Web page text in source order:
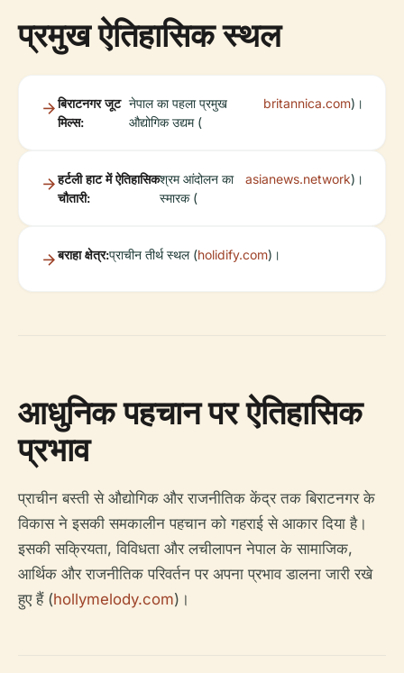
प्रमुख ऐतिहासिक स्थल
बिराटनगर जूट
मिल्स:
नेपाल का पहला प्रमुख
औद्योगिक उद्यम (
britannica.com)।
हर्टली हाट में ऐतिहासिक
चौतारी:
श्रम आंदोलन का
स्मारक (
asianews.network)।
बराहा क्षेत्र:प्राचीन तीर्थ स्थल (holidify.com)।
आधुनिक पहचान पर ऐतिहासिक
प्रभाव
प्राचीन बस्ती से औद्योगिक और राजनीतिक केंद्र तक बिराटनगर के
विकास ने इसकी समकालीन पहचान को गहराई से आकार दिया है।
इसकी सक्रियता, विविधता और लचीलापन नेपाल के सामाजिक,
आर्थिक और राजनीतिक परिवर्तन पर अपना प्रभाव डालना जारी रखे
हुए हैं (hollymelody.com)।